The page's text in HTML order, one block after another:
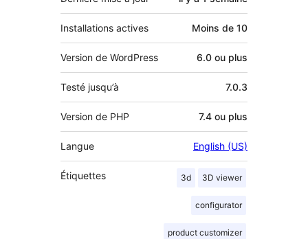
Installations actives Moins de 10
Version de WordPress 6.0 ou plus
Testé jusqu’à 7.0.3
Version de PHP 7.4 ou plus
Langue English (US)
Étiquettes 3d 3D viewer
configurator
product customizer